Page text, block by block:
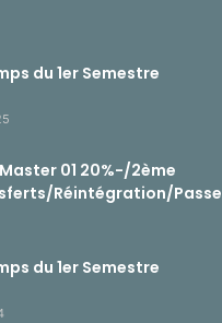
du 1er Semestre
01 20%-/2ème
Réintégration/
du 1er Semestre